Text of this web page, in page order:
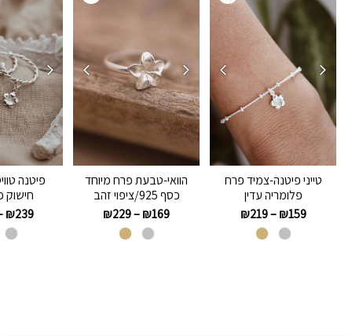
טייני פיטנה-צמיד פרח
פלומריה עדין
₪159
–
₪219
הוואי-טבעת פרח מיוחד
כסף 925/ציפוי זהב
₪169
–
₪229
פיטנה
חישוק
₪239